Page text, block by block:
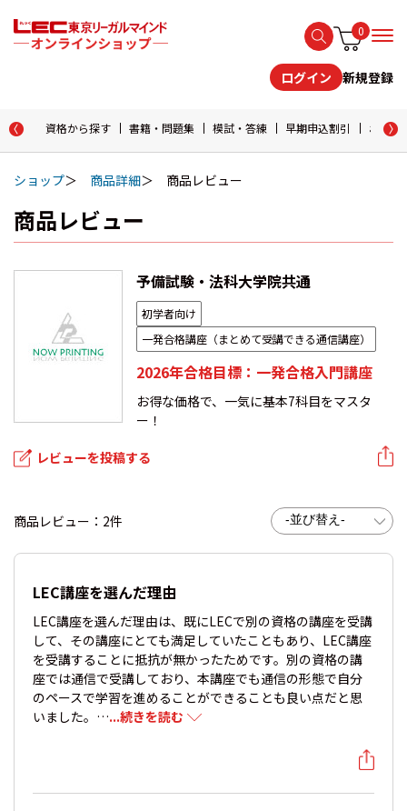
0
ログイン 新規登録
資格から探す 書籍・問題集 模試・答練 早期申込割引 おため
ショップ 商品詳細 商品レビュー
商品レビュー
予備試験・法科大学院共通
初学者向け
一発合格講座（まとめて受講できる通信講座）
2026年合格目標：一発合格入門講座
お得な価格で、一気に基本7科目をマスタ
ー！
レビューを投稿する
商品レビュー：2件
LEC講座を選んだ理由
LEC講座を選んだ理由は、既にLECで別の資格の講座を受講
して、その講座にとても満足していたこともあり、LEC講座
を受講することに抵抗が無かったためです。別の資格の講
座では通信で受講しており、本講座でも通信の形態で自分
のペースで学習を進めることができることも良い点だと思
いました。…...続きを読む